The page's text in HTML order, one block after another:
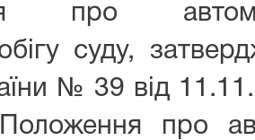
про
суду,
№ 39 від
про